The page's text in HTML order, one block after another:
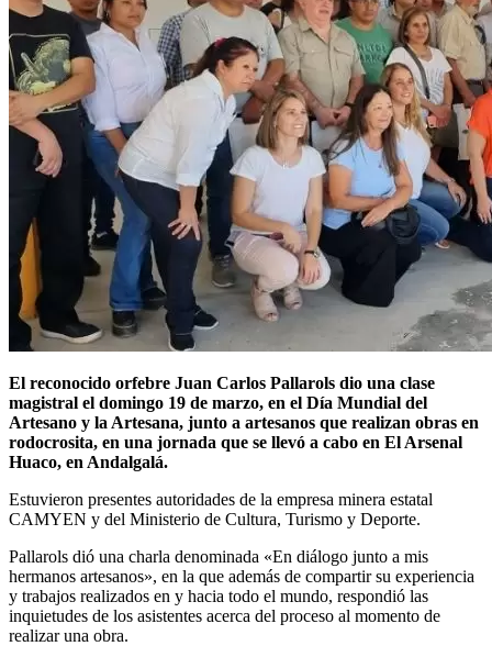
El reconocido orfebre Juan Carlos Pallarols dio una clase
magistral el domingo 19 de marzo, en el Día Mundial del
Artesano y la Artesana, junto a artesanos que realizan obras en
rodocrosita, en una jornada que se llevó a cabo en El Arsenal
Huaco, en Andalgalá.
Estuvieron presentes autoridades de la empresa minera estatal
CAMYEN y del Ministerio de Cultura, Turismo y Deporte.
Pallarols dió una charla denominada «En diálogo junto a mis
hermanos artesanos», en la que además de compartir su experiencia
y trabajos realizados en y hacia todo el mundo, respondió las
inquietudes de los asistentes acerca del proceso al momento de
realizar una obra.